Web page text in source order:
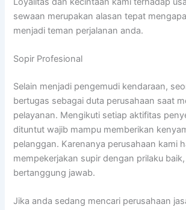
sewaan merupakan alasan tepat
menjadi teman perjalanan anda.
Sopir Profesional
Selain menjadi pengemudi kendaraan,
bertugas sebagai duta perusahaan saat
pelayanan. Mengikuti setiap aktifitas
dituntut wajib mampu memberikan
pelanggan. Karenanya perusahaan kami
mempekerjakan supir dengan prilaku
bertanggung jawab.
Jika anda sedang mencari perusahaan